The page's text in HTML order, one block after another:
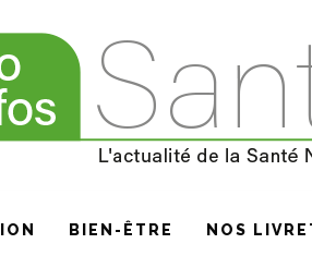
BIEN-ÊTRE NOS